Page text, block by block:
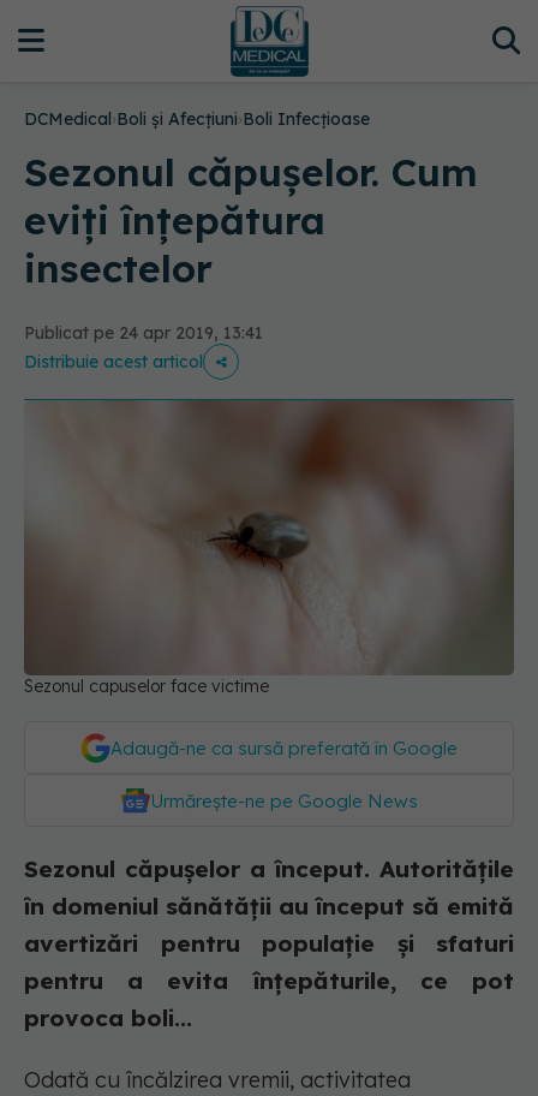
DCMedical›Boli și Afecțiuni›Boli Infecțioase
Sezonul căpușelor. Cum
eviți înțepătura
insectelor
Publicat pe 24 apr 2019, 13:41
Distribuie acest articol
Sezonul capuselor face victime
Adaugă-ne ca sursă preferată în Google
Urmărește-ne pe Google News
Sezonul căpușelor a început. Autoritățile
în domeniul sănătății au început să emită
avertizări pentru populație și sfaturi
pentru a evita înțepăturile, ce pot
provoca boli...
Odată cu încălzirea vremii, activitatea